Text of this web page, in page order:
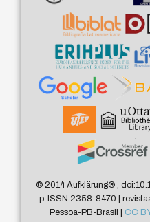
© 2014 Aufklärung®,
p-ISSN 2358-8470 |
Pessoa-PB-Brasil | CC